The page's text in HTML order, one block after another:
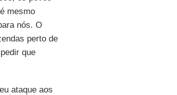
mesmo
nós. O
perto de
que
ataque aos